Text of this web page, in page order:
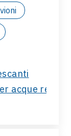
acque reflue